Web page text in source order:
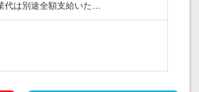
は別途全額支給いた…